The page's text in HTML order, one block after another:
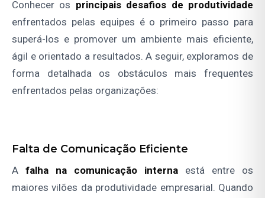
Conhecer os principais desafios de produtividade
enfrentados pelas equipes é o primeiro passo para
superá-los e promover um ambiente mais eficiente,
ágil e orientado a resultados. A seguir, exploramos de
forma detalhada os obstáculos mais frequentes
enfrentados pelas organizações:
Falta de Comunicação Eficiente
A falha na comunicação interna está entre os
maiores vilões da produtividade empresarial. Quando